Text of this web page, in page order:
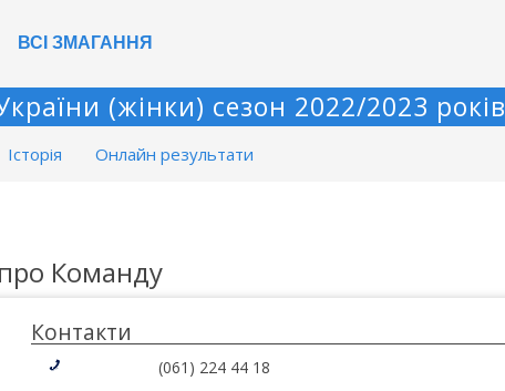
ВСІ ЗМАГАННЯ
(жінки) сезон 2022/2023 років
Історія Онлайн результати
Команду
Контакти
(061) 224 44 18